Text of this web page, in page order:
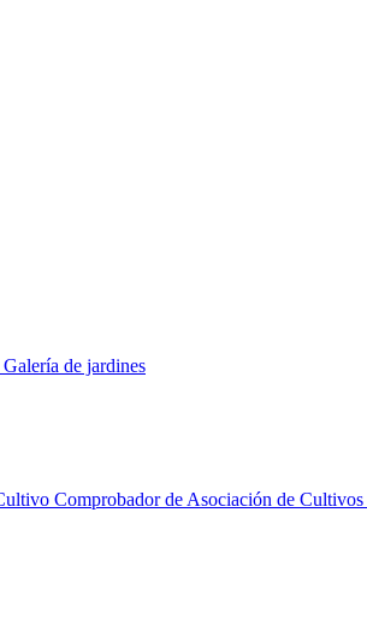
Galería de jardines
Comprobador de Asociación de Cultivos